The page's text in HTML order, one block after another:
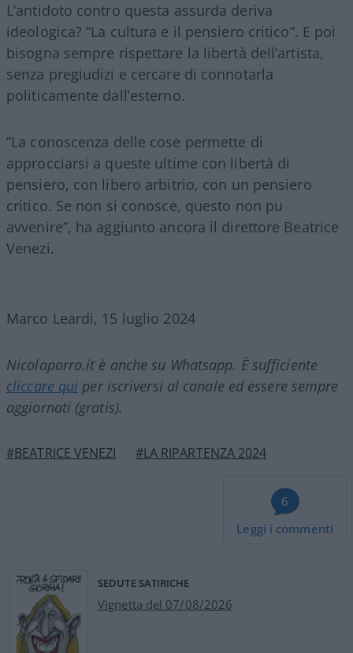
L’antidoto contro questa assurda deriva
ideologica? “La cultura e il pensiero critico”. E poi
bisogna sempre rispettare la libertà dell’artista,
senza pregiudizi e cercare di connotarla
politicamente dall’esterno.
“La conoscenza delle cose permette di
approcciarsi a queste ultime con libertà di
pensiero, con libero arbitrio, con un pensiero
critico. Se non si conosce, questo non pu￲
avvenire”, ha aggiunto ancora il direttore Beatrice
Venezi.
Marco Leardi, 15 luglio 2024
Nicolaporro.it è anche su Whatsapp. È sufficiente
cliccare qui per iscriversi al canale ed essere sempre
aggiornati (gratis).
#BEATRICE VENEZI #LA RIPARTENZA 2024
6
Leggi i commenti
SEDUTE SATIRICHE
Vignetta del 07/08/2026